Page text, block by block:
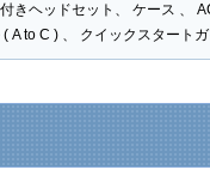
きヘッドセット、 ケース 、
A to C ) 、 クイックスタート